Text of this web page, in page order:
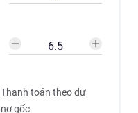
Thanh toán theo dư
nợ gốc